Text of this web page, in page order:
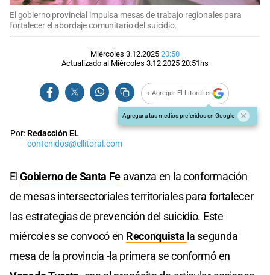
El gobierno provincial impulsa mesas de trabajo regionales para
fortalecer el abordaje comunitario del suicidio.
Miércoles 3.12.2025 20:50
Actualizado al Miércoles 3.12.2025 20:51hs
+ Agregar El Litoral en
Agregar a tus medios preferidos en Google
Por:Redacción EL
contenidos@ellitoral.com
ElGobierno deSanta Fe avanza en la conformación
de mesas intersectoriales territoriales para fortalecer
las estrategias de prevención del suicidio. Este
miércoles se convocó en Reconquista la segunda
mesa de la provincia -la primera se conformó en